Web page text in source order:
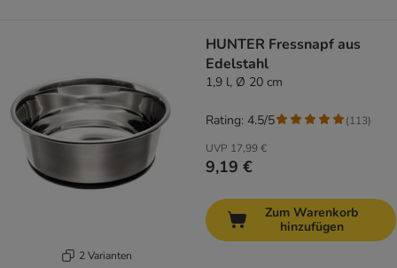
2 Varianten
HUNTER Fressnapf aus
Edelstahl
1,9 l, Ø 20 cm
UVP 17,99 €
9,19 €
Rating: 4.5/5 (113)
Zum Warenkorb
hinzufügen